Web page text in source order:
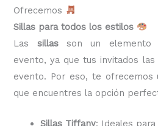
Ofrecemos
Sillas para todos los estilos
Las sillasson un elemento
evento, ya que tus invitados
evento. Por eso, te ofrecemos
que encuentres la opción
Sillas Tiffany: Ideales